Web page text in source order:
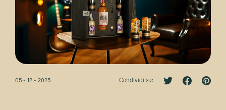
05 - 12 - 2025 Condividi su: